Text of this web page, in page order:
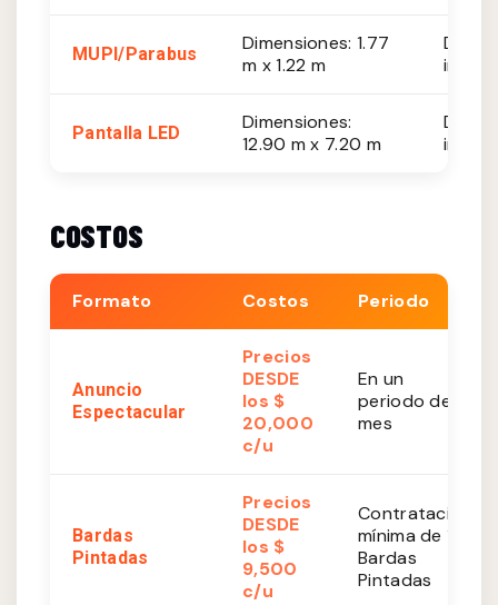
MUPI/Parabus
Dimensiones: 1.77
m x 1.22 m
De
Pantalla LED
Dimensiones:
12.90 m x 7.20 m
De
COSTOS
Formato Costos Periodo
Anuncio
Espectacular
Precios
DESDE
los $
20,000
c/u
En un
periodo de 1
mes
Bardas
Pintadas
Precios
DESDE
los $
9,500
c/u
Contratación
mínima de 10
Bardas
Pintadas